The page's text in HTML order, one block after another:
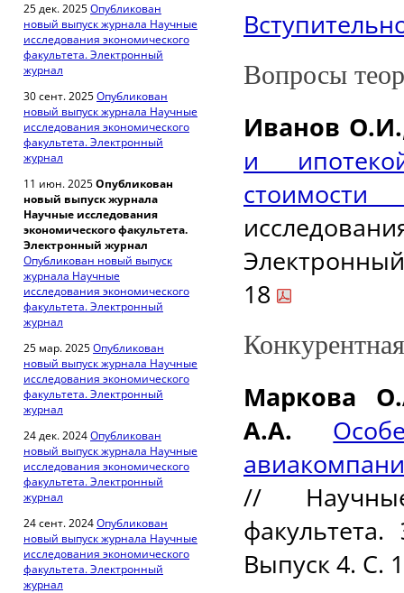
25 дек. 2025Опубликован
новый выпуск журнала Научные
исследования экономического
факультета. Электронный
журнал
30 сент. 2025Опубликован
новый выпуск журнала Научные
исследования экономического
факультета. Электронный
журнал
11 июн. 2025Опубликован
новый выпуск журнала
Научные исследования
экономического факультета.
Электронный журнал
Опубликован новый выпуск
журнала Научные
исследования экономического
факультета. Электронный
журнал
25 мар. 2025Опубликован
новый выпуск журнала Научные
исследования экономического
факультета. Электронный
журнал
24 дек. 2024Опубликован
новый выпуск журнала Научные
исследования экономического
факультета. Электронный
журнал
24 сент. 2024Опубликован
новый выпуск журнала Научные
исследования экономического
факультета. Электронный
журнал
Вопросы
Иванов
и
18
Маркова
А.А.
//
Выпуск 4. С.